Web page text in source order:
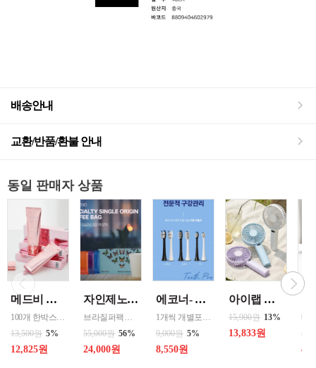
배송안내
교환/반품/환불 안내
동일 판매자 상품
메드비 원더핏 비비 13호 50ml
100개 한박스 도매 상담환영 - 문의 쿠독 -
13,500원 5%
12,825원
자인제노 3종 21입 싱글 로스팅 커피백 13ml 고용량 1케이스 단위 판매
브라질퍼팩트내추럴커피 7개 에티오피아 게데브 워시드커피 7개 콜롬비아 슈가케인 7개
55,000원 56%
24,000원
에코너- MS2 티스프로 음파 전동칫솔모 1입 단품 *3개 / 색상선택 화이트 블랙 선택
1개씩 개별포장되어있고 3개 단위로 판매중입니다
9,000원 5%
8,550원
아이랩 클래식 LED 팬 2026년신형 3단계바람조절 LED 무선 테이블가능
15,900원 13%
13,833원